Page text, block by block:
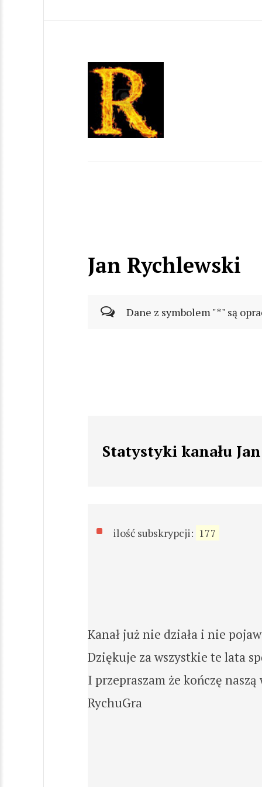
Jan Rychlewski
Dane z symbolem "*" są
Statystyki kanału
ilość subskrypcji: 177
Kanał już nie działa i nie
Dziękuje za wszystkie te lata
I przepraszam że kończę
RychuGra